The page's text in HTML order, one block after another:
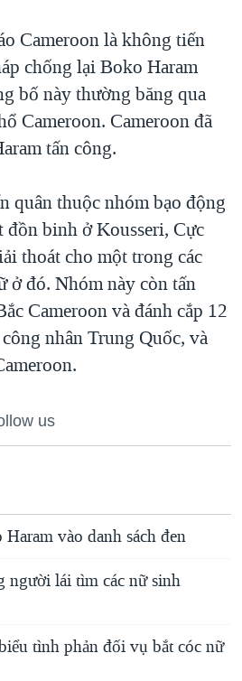
Cameroon là không tiến
chống lại Boko Haram
bố này thường băng qua
Cameroon. Cameroon đã
tấn công.
quân thuộc nhóm bạo động
đồn binh ở Kousseri, Cực
thoát cho một trong các
ở đó. Nhóm này còn tấn
Cameroon và đánh cắp 12
nhân Trung Quốc, và
us
vào danh sách đen
người lái tìm các nữ sinh
tình phản đối vụ bắt cóc nữ